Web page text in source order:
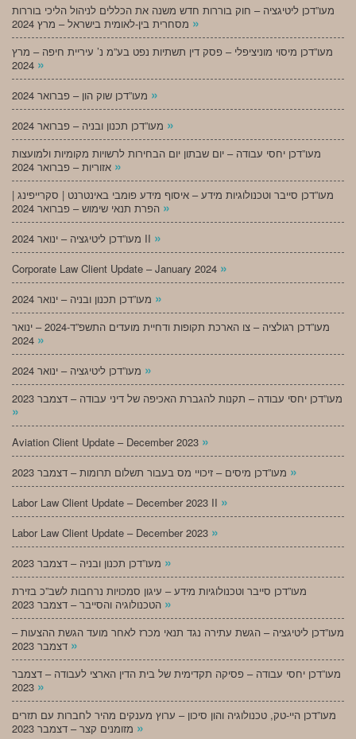
מעו”דכן ליטיגציה – חוק בוררות חדש משנה את הכללים לניהול הליכי בוררות
»
מעו”דכן מיסוי מוניציפלי – פסק דין תשתיות נפט בע”מ נ’ עיריית חיפה – מרץ
»
»
»
מעו”דכן יחסי עבודה – יום שבתון יום הבחירות לרשויות מקומיות ולמועצות
»
מעו”דכן סייבר וטכנולוגיות מידע – איסוף מידע פומבי באינטרנט | סקרייפינג |
»
מעו”דכן ליטיגציה – ינואר 2024 II »
Corporate Law Client Update – January 2024 »
»
מעו”דכן רגולציה – צו הארכת תקופות ודחיית מועדים התשפ”ד-2024 – ינואר
»
»
מעו”דכן יחסי עבודה – תקנות להגברת האכיפה של דיני עבודה – דצמבר 2023
»
Aviation Client Update – December 2023 »
»
Labor Law Client Update – December 2023 II »
Labor Law Client Update – December 2023 »
»
מעו”דכן סייבר וטכנולוגיות מידע – עיגון סמכויות נרחבות לשב”כ בזירת
»
מעו”דכן ליטיגציה – הגשת עתירה נגד תנאי מכרז לאחר מועד הגשת ההצעות –
»
מעו”דכן יחסי עבודה – פסיקה תקדימית של בית הדין הארצי לעבודה – דצמבר
»
מעו”דכן היי-טק, טכנולוגיה והון סיכון – ערוץ מענקים מהיר לחברות עם תזרים
»